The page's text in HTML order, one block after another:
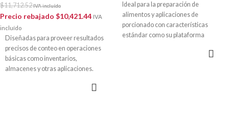
$11,712.52IVA incluído
Precio rebajado $10,421.44 IVA
incluído
Diseñadas para proveer resultados
precisos de conteo en operaciones
básicas como inventarios,
almacenes y otras aplicaciones.
Ideal para la preparación de
alimentos y aplicaciones de
porcionado con características
estándar como su plataforma